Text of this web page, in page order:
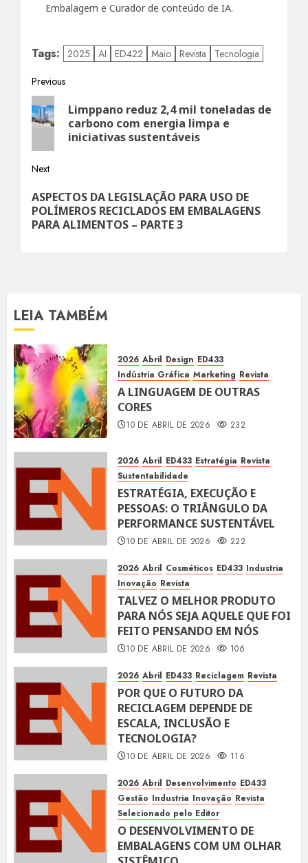
Embalagem e Curador de conteúdo de IA.
Tags: 2025 AI ED422 Maio Revista Tecnologia
Post
navigation
Previous
Previous
post:
Limppano reduz 2,4 mil toneladas de
carbono com energia limpa e
iniciativas sustentáveis
Next
Next
post:
ASPECTOS DA LEGISLAÇÃO PARA USO DE
POLÍMEROS RECICLADOS EM EMBALAGENS
PARA ALIMENTOS – PARTE 3
LEIA TAMBÉM
2026 Abril Design ED433
Indústria Gráfica Marketing Revista
A LINGUAGEM DE OUTRAS
CORES
10 DE ABRIL DE 2026 232
2026 Abril ED433 Estratégia Revista
Sustentabilidade
ESTRATÉGIA, EXECUÇÃO E
PESSOAS: O TRIÂNGULO DA
PERFORMANCE SUSTENTÁVEL
10 DE ABRIL DE 2026 222
2026 Abril Cosméticos ED433 Industria
Inovação Revista
TALVEZ O MELHOR PRODUTO
PARA NÓS SEJA AQUELE QUE FOI
FEITO PENSANDO EM NÓS
10 DE ABRIL DE 2026 106
2026 Abril ED433 Reciclagem Revista
POR QUE O FUTURO DA
RECICLAGEM DEPENDE DE
ESCALA, INCLUSÃO E
TECNOLOGIA?
10 DE ABRIL DE 2026 116
2026 Abril Desenvolvimento ED433
Gestão Industria Inovação Revista
Selecionado pelo Editor
O DESENVOLVIMENTO DE
EMBALAGENS COM UM OLHAR